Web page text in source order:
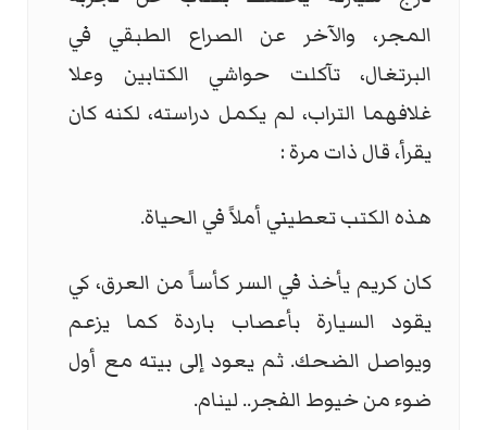
المجر، والآخر عن الصراع الطبقي في
البرتغال، تآكلت حواشي الكتابين وعلا
غلافهما التراب، لم يكمل دراسته، لكنه كان
يقرأ، قال ذات مرة :
هذه الكتب تعطيني أملاً في الحياة.
كان كريم يأخذ في السر كأساً من العرق، كي
يقود السيارة بأعصاب باردة كما يزعم
ويواصل الضحك. ثم يعود إلى بيته مع أول
ضوء من خيوط الفجر.. لينام.